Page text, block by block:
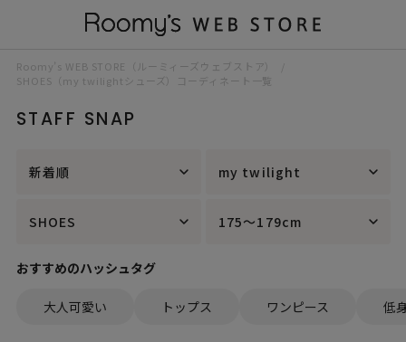
Roomy’s WEB STORE（ルーミィーズウェブストア）
SHOES（my twilightシューズ）コーディネート一覧
STAFF SNAP
新着順 my twilight
SHOES 175～179cm
おすすめのハッシュタグ
大人可愛い トップス ワンピース 低